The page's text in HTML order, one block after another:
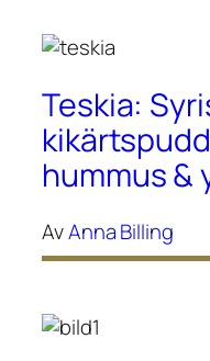
Teskia:
hummus &
AvAnna Billing